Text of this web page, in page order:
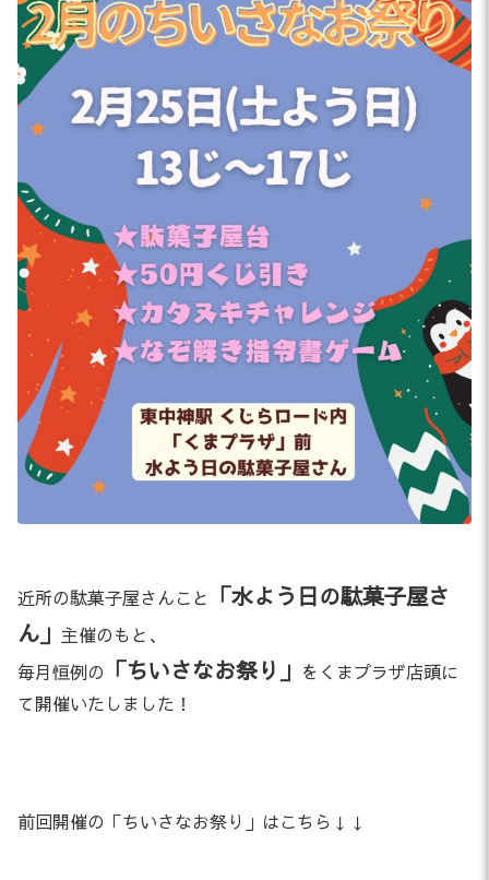
近所の駄菓子屋さんこと 「水よう日の駄菓子屋さ
ん」 主催のもと、
毎月恒例の 「ちいさなお祭り」 をくまプラザ店頭に
て開催いたしました！
前回開催の「ちいさなお祭り」はこちら↓↓